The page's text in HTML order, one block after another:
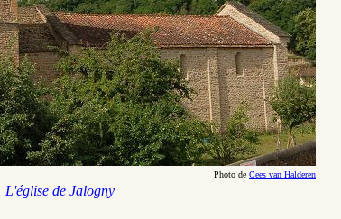
Photo de Cees van Halderen
L'église de Jalogny